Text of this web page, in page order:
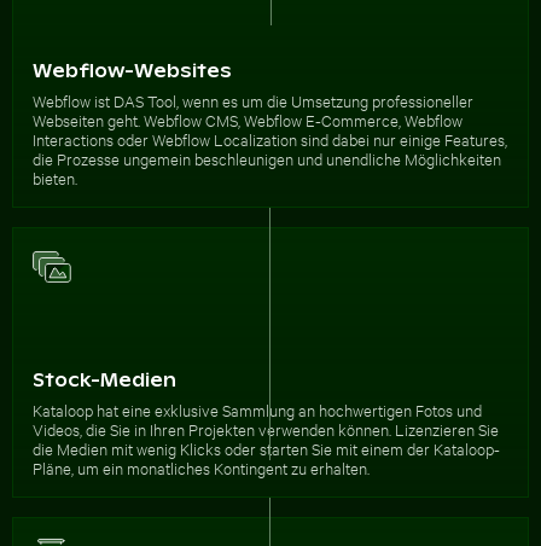
Webflow-Websites
Webflow ist DAS Tool, wenn es um die Umsetzung professioneller
Webseiten geht. Webflow CMS, Webflow E-Commerce, Webflow
Interactions oder Webflow Localization sind dabei nur einige Features,
die Prozesse ungemein beschleunigen und unendliche Möglichkeiten
bieten.
Stock-Medien
Kataloop hat eine exklusive Sammlung an hochwertigen Fotos und
Videos, die Sie in Ihren Projekten verwenden können. Lizenzieren Sie
die Medien mit wenig Klicks oder starten Sie mit einem der Kataloop-
Pläne, um ein monatliches Kontingent zu erhalten.